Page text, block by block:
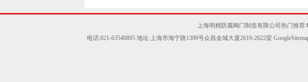
上海明精防腐阀门制造有限公司热门推荐:
电话:021-63540895 地址:上海市海宁路1399号众昌金城大厦2619-2622室